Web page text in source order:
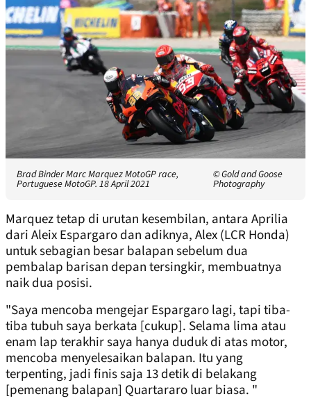
Brad Binder Marc Marquez MotoGP race,
Portuguese MotoGP. 18 April 2021
© Gold and Goose
Photography
Marquez tetap di urutan kesembilan, antara Aprilia
dari Aleix Espargaro dan adiknya, Alex (LCR Honda)
untuk sebagian besar balapan sebelum dua
pembalap barisan depan tersingkir, membuatnya
naik dua posisi.
"Saya mencoba mengejar Espargaro lagi, tapi tiba-
tiba tubuh saya berkata [cukup]. Selama lima atau
enam lap terakhir saya hanya duduk di atas motor,
mencoba menyelesaikan balapan. Itu yang
terpenting, jadi finis saja 13 detik di belakang
[pemenang balapan] Quartararo luar biasa. "